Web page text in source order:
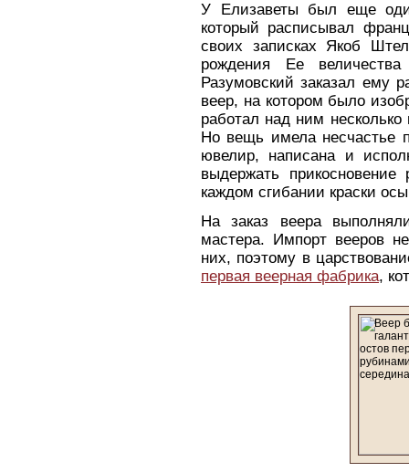
У Елизаветы был еще
который расписывал
своих записках Якоб
рождения Ее
Разумовский заказал ему
веер, на котором было
работал над ним
Но вещь имела несчастье
ювелир, написана и
выдержать
каждом сгибании краски
На заказ веера
мастера. Импорт вееров
них, поэтому в
первая веерная фабрика,